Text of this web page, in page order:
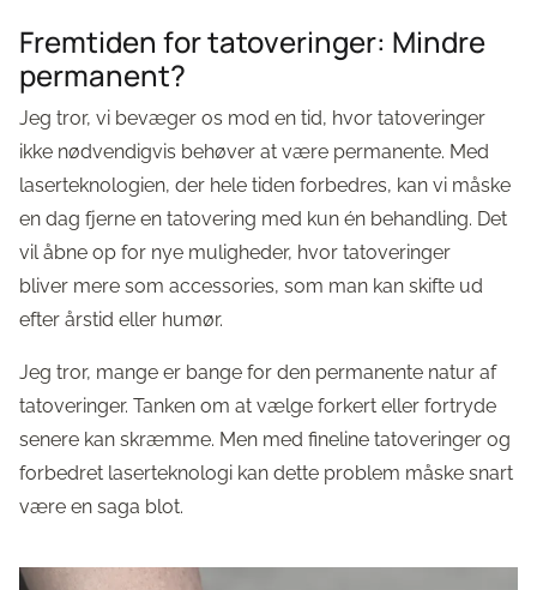
Fremtiden for tatoveringer: Mindre
permanent?
Jeg tror, vi bevæger os mod en tid, hvor tatoveringer
ikke nødvendigvis behøver at være permanente. Med
laserteknologien, der hele tiden forbedres, kan vi måske
en dag fjerne en tatovering med kun én behandling. Det
vil åbne op for nye muligheder, hvor tatoveringer
bliver mere som accessories, som man kan skifte ud
efter årstid eller humør.
Jeg tror, mange er bange for den permanente natur af
tatoveringer. Tanken om at vælge forkert eller fortryde
senere kan skræmme. Men med fineline tatoveringer og
forbedret laserteknologi kan dette problem måske snart
være en saga blot.